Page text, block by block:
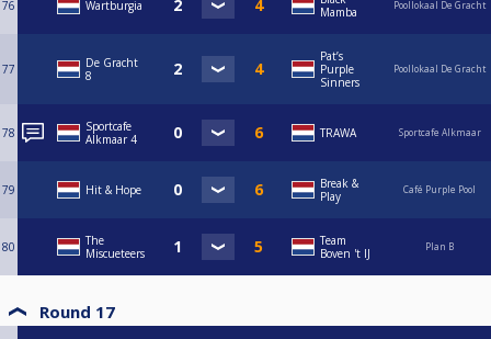
76 Wartburgia
Mamba
Poollokaal De Gracht
77
De Gracht
8
Pat’s
Purple
Sinners
Poollokaal De Gracht
78
Sportcafe
Alkmaar 4
TRAWA Sportcafe Alkmaar
79 Hit & Hope
Break &
Play
Café Purple Pool
80
The
Miscueteers
Team
Boven 't IJ
Plan B
Round 17